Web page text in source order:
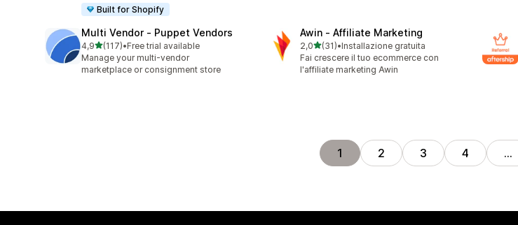
Built for Shopify
Multi Vendor ‑ Puppet Vendors
4,9stelle su 5
(117)
117 recensioni totali
•Free trial available
Manage your multi-vendor
marketplace or consignment store
Awin ‑ Affiliate Marketing
2,0stelle su 5
(31)
31 recensioni totali
•Installazione gratuita
Fai crescere il tuo ecommerce con
l'affiliate marketing Awin
1 2 3 4 …